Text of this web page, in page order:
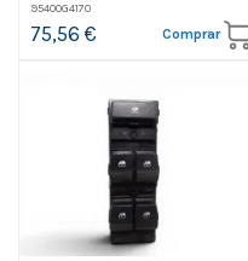
95400G4170
75,56 € Comprar